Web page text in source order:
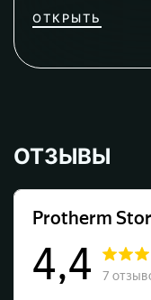
ОТКРЫТЬ
ОТЗЫВЫ